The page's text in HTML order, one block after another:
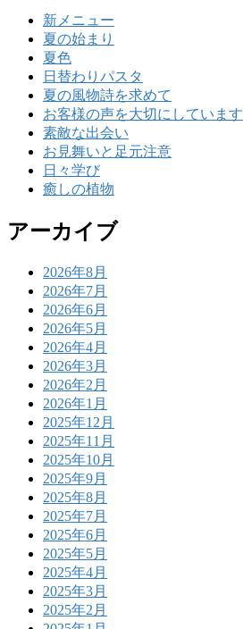
新メニュー
夏の始まり
夏色
日替わりパスタ
夏の風物詩を求めて
お客様の声を大切にしています
素敵な出会い
お見舞いと足元注意
日々学び
癒しの植物
アーカイブ
2026年8月
2026年7月
2026年6月
2026年5月
2026年4月
2026年3月
2026年2月
2026年1月
2025年12月
2025年11月
2025年10月
2025年9月
2025年8月
2025年7月
2025年6月
2025年5月
2025年4月
2025年3月
2025年2月